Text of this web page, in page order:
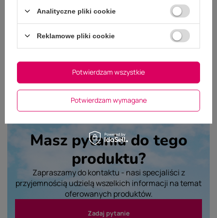
Nie wybrano pliku
Wyślij opinię
Masz pytania do tego
produktu?
Zapraszamy do kontaktu - nasi specjaliści z
przyjemnością udzielą wszelkich informacji na temat
oferowanych produktów.
Zadaj pytanie
Analityczne pliki cookie
Reklamowe pliki cookie
Potwierdzam wymagane
Potwierdzam wszystkie